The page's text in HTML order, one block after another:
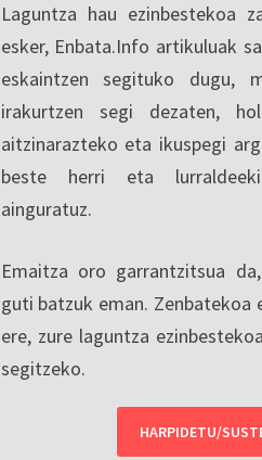
Laguntza hau ezinbestekoa
esker, Enbata.Info artikuluak
eskaintzen segituko dugu,
irakurtzen segi dezaten,
aitzinarazteko eta ikuspegi
beste herri eta
ainguratuz.
Emaitza oro garrantzitsua
guti batzuk eman. Zenbatekoa
ere, zure laguntza
segitzeko.
HARPIDETU/